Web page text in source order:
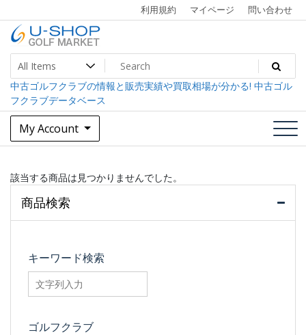
to
content
利用規約 マイページ 問い合わせ
U-SHOP Golf Market dev
中古ゴルフクラブ最大級！U-SHOPゴルフマーケット
中古ゴルフクラブの情報と販売実績や買取相場が分かる! 中古ゴル
フクラブデータベース
My Account
該当する商品は見つかりませんでした。
商品検索
キーワード検索
searchfilter_pro
ゴルフクラブ